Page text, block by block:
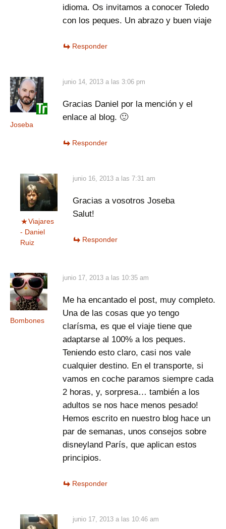
idioma. Os invitamos a conocer Toledo
con los peques. Un abrazo y buen viaje
Responder
Joseba
junio 14, 2013 a las 3:06 pm
Gracias Daniel por la mención y el
enlace al blog. 🙂
Responder
Viajares
- Daniel
Ruiz
junio 16, 2013 a las 7:31 am
Gracias a vosotros Joseba
Salut!
Responder
Bombones
junio 17, 2013 a las 10:35 am
Me ha encantado el post, muy completo.
Una de las cosas que yo tengo
clarísma, es que el viaje tiene que
adaptarse al 100% a los peques.
Teniendo esto claro, casi nos vale
cualquier destino. En el transporte, si
vamos en coche paramos siempre cada
2 horas, y, sorpresa… también a los
adultos se nos hace menos pesado!
Hemos escrito en nuestro blog hace un
par de semanas, unos consejos sobre
disneyland París, que aplican estos
principios.
Responder
junio 17, 2013 a las 10:46 am